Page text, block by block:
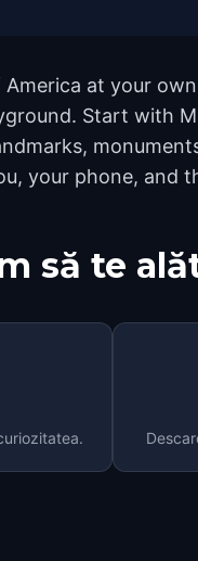
at your
Start with
your phone, and
să te